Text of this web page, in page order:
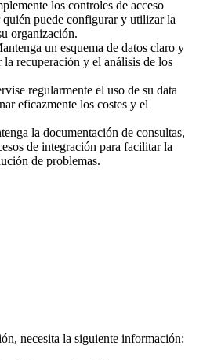
los controles de acceso
quién puede configurar y utilizar la
organización.
un esquema de datos claro y
recuperación y el análisis de los
regularmente el uso de su data
eficazmente los costes y el
la documentación de consultas,
de integración para facilitar la
de problemas.
necesita la siguiente información: